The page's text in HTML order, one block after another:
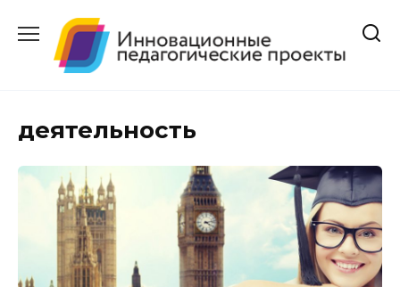
содержанию
деятельность